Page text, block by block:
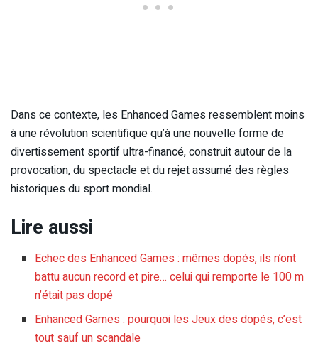
Dans ce contexte, les Enhanced Games ressemblent moins
à une révolution scientifique qu’à une nouvelle forme de
divertissement sportif ultra-financé, construit autour de la
provocation, du spectacle et du rejet assumé des règles
historiques du sport mondial.
Lire aussi
Echec des Enhanced Games : mêmes dopés, ils n’ont
battu aucun record et pire… celui qui remporte le 100 m
n’était pas dopé
Enhanced Games : pourquoi les Jeux des dopés, c’est
tout sauf un scandale